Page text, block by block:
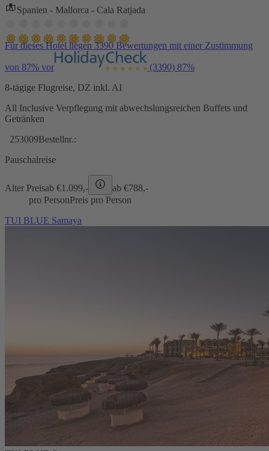
Spanien - Mallorca - Cala Ratjada
Für dieses Hotel liegen 3390 Bewertungen mit einer Zustimmung
von 87% vor (3390) 87%
8-tägige Flugreise, DZ inkl. AI
All Inclusive Verpflegung mit abwechslungsreichen Buffets und
Getränken
253009Bestellnr.:
Pauschalreise
Alter Preisab €1.099,- ab €788,-
pro PersonPreis pro Person
TUI BLUE Samaya